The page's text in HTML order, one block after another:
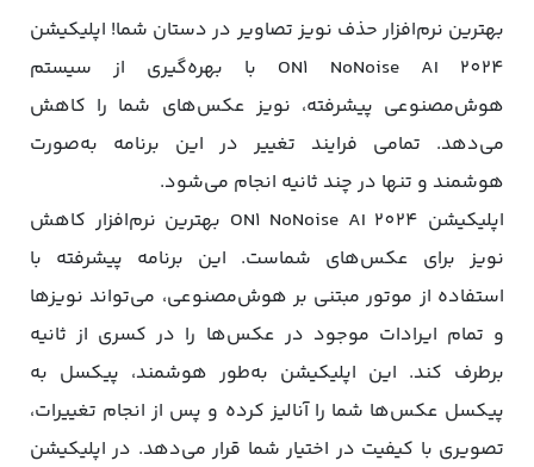
بهترین نرم‌افزار حذف نویز تصاویر در دستان شما! اپلیکیشن
ON1 NoNoise AI 2024 با بهره‌گیری از سیستم
هوش‌مصنوعی پیشرفته، نویز عکس‌های شما را کاهش
می‌دهد. تمامی فرایند تغییر در این برنامه به‌صورت
هوشمند و تنها در چند ثانیه انجام می‌شود.
اپلیکیشن ON1 NoNoise AI 2024 بهترین نرم‌افزار کاهش
نویز برای عکس‌های شماست. این برنامه پیشرفته با
استفاده از موتور مبتنی بر هوش‌مصنوعی، می‌تواند نویزها
و تمام ایرادات موجود در عکس‌ها را در کسری از ثانیه
برطرف کند. این اپلیکیشن به‌طور هوشمند، پیکسل به
پیکسل عکس‌ها شما را آنالیز کرده و پس از انجام تغییرات،
تصویری با کیفیت در اختیار شما قرار می‌دهد. در اپلیکیشن